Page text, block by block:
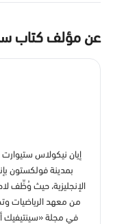
عن مؤلف كتاب
بمدينة فولكستون
الإنجليزية، حيث وُظِّف
من معهد الرياضيات